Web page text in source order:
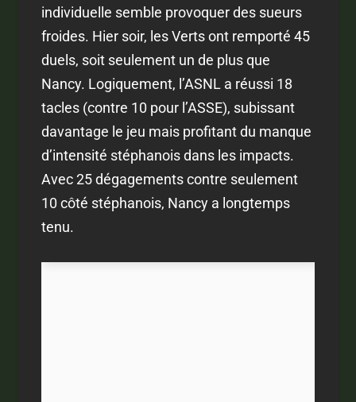
individuelle semble provoquer des sueurs
froides. Hier soir, les Verts ont remporté 45
duels, soit seulement un de plus que
Nancy. Logiquement, l’ASNL a réussi 18
tacles (contre 10 pour l’ASSE), subissant
davantage le jeu mais profitant du manque
d’intensité stéphanois dans les impacts.
Avec 25 dégagements contre seulement
10 côté stéphanois, Nancy a longtemps
tenu.